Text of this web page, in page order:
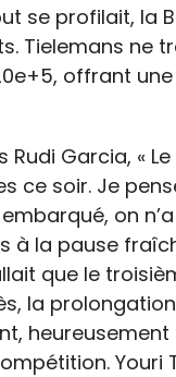
se profilait, la
Tielemans ne
offrant
Rudi Garcia, «
ce soir. Je
on
à la pause
que le
la
Youri